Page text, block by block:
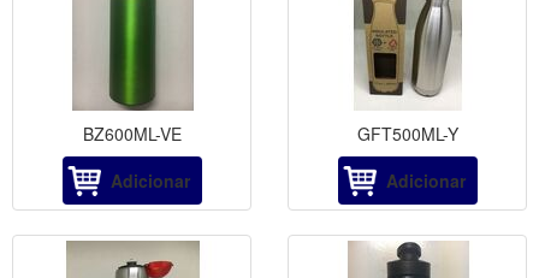
BZ600ML-VE
Adicionar
GFT500ML-Y
Adicionar